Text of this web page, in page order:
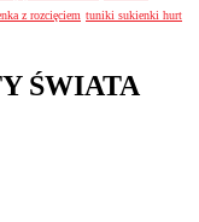
z rozcięciem tuniki sukienki hurt
ŚWIATA